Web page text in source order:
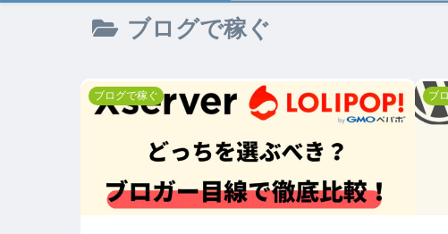
ブログで稼ぐ
ブログで稼ぐ ブ